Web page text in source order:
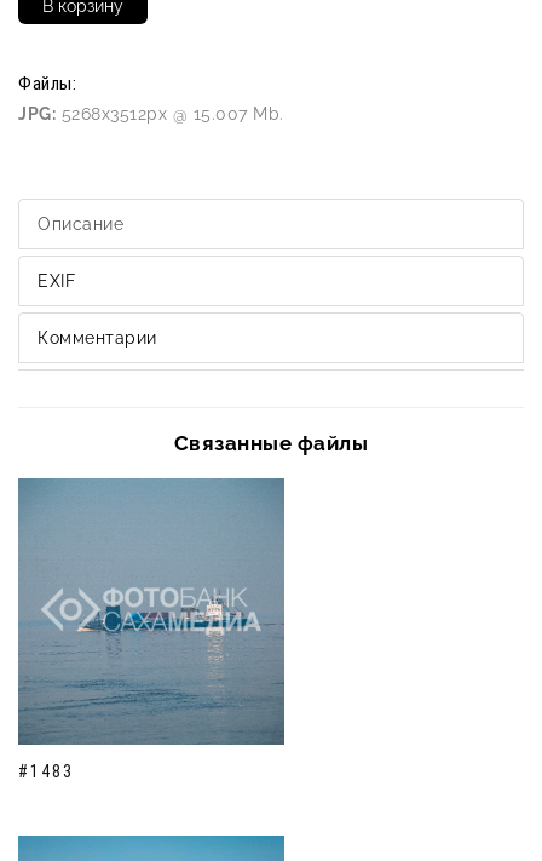
Файлы:
JPG: 5268x3512px @ 15.007 Mb.
Описание
EXIF
Комментарии
Связанные файлы
#1483